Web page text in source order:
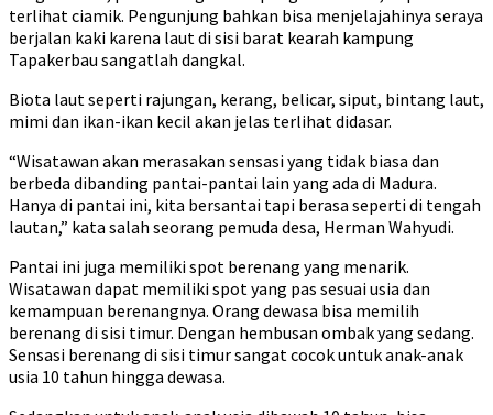
terlihat ciamik. Pengunjung bahkan bisa menjelajahinya seraya
berjalan kaki karena laut di sisi barat kearah kampung
Tapakerbau sangatlah dangkal.
Biota laut seperti rajungan, kerang, belicar, siput, bintang laut,
mimi dan ikan-ikan kecil akan jelas terlihat didasar.
“Wisatawan akan merasakan sensasi yang tidak biasa dan
berbeda dibanding pantai-pantai lain yang ada di Madura.
Hanya di pantai ini, kita bersantai tapi berasa seperti di tengah
lautan,” kata salah seorang pemuda desa, Herman Wahyudi.
Pantai ini juga memiliki spot berenang yang menarik.
Wisatawan dapat memiliki spot yang pas sesuai usia dan
kemampuan berenangnya. Orang dewasa bisa memilih
berenang di sisi timur. Dengan hembusan ombak yang sedang.
Sensasi berenang di sisi timur sangat cocok untuk anak-anak
usia 10 tahun hingga dewasa.